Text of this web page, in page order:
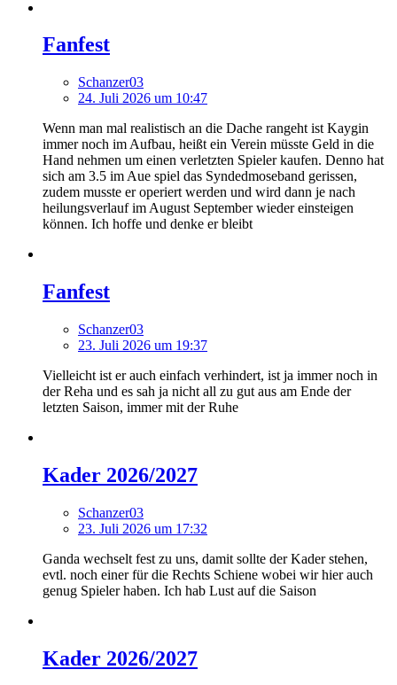
Fanfest
Schanzer03
24. Juli 2026 um 10:47
Wenn man mal realistisch an die Dache rangeht ist Kaygin
immer noch im Aufbau, heißt ein Verein müsste Geld in die
Hand nehmen um einen verletzten Spieler kaufen. Denno hat
sich am 3.5 im Aue spiel das Syndedmoseband gerissen,
zudem musste er operiert werden und wird dann je nach
heilungsverlauf im August September wieder einsteigen
können. Ich hoffe und denke er bleibt
Fanfest
Schanzer03
23. Juli 2026 um 19:37
Vielleicht ist er auch einfach verhindert, ist ja immer noch in
der Reha und es sah ja nicht all zu gut aus am Ende der
letzten Saison, immer mit der Ruhe
Kader 2026/2027
Schanzer03
23. Juli 2026 um 17:32
Ganda wechselt fest zu uns, damit sollte der Kader stehen,
evtl. noch einer für die Rechts Schiene wobei wir hier auch
genug Spieler haben. Ich hab Lust auf die Saison
Kader 2026/2027